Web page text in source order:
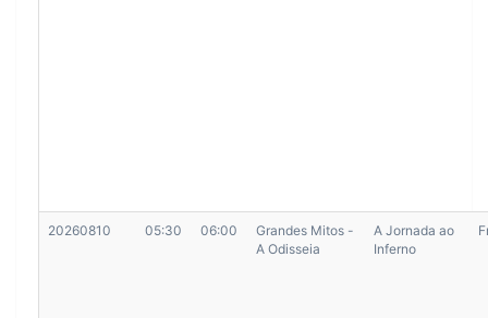
20260810 05:30 06:00
Grandes Mitos -
A Odisseia
A Jornada ao
Inferno